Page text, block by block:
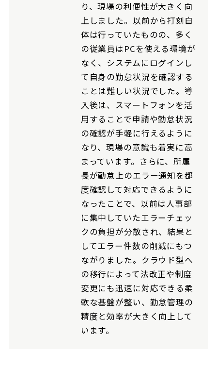
り、現場の利便性が大きく向
上しました。以前から打刻自
体は行っていたものの、多く
の従業員はPCを使える環境が
なく、システムにログインし
て自身の勤怠状況を確認する
ことは難しい状況でした。導
入後は、スマートフォンを活
用することで申請や勤怠状況
の確認が手軽に行えるように
なり、現場の意識も着実に高
まっています。さらに、所属
長が勤怠上のエラー通知を都
度確認して対応できるように
なったことで、以前は人事部
に集中していたエラーチェッ
クの負担が分散され、結果と
してエラー件数の削減にもつ
ながりました。クラウド型へ
の移行によって法改正や制度
変更にも迅速に対応できる柔
軟な基盤が整い、勤怠管理の
精度と効率が大きく向上して
います。